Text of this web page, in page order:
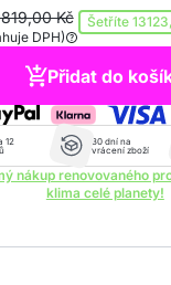
Kč
DPH)
Šetříte
Přidat do
12
30 dní na
vrácení zboží
nákup renovovaného
klima celé planety!